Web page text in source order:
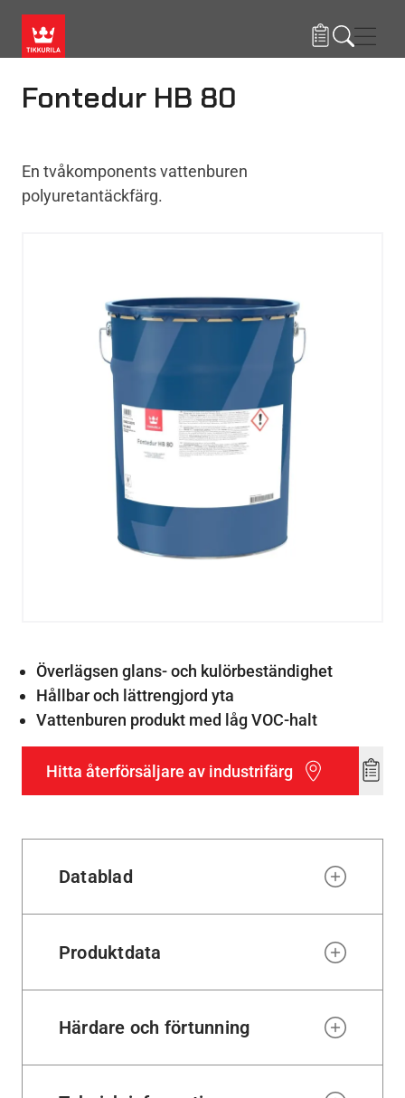
Fontedur HB 80
En tvåkomponents vattenburen
polyuretantäckfärg.
Överlägsen glans- och kulörbeständighet
Hållbar och lättrengjord yta
Vattenburen produkt med låg VOC-halt
Hitta återförsäljare av industrifärg
Add
Datablad
Produktdata
Härdare och förtunning